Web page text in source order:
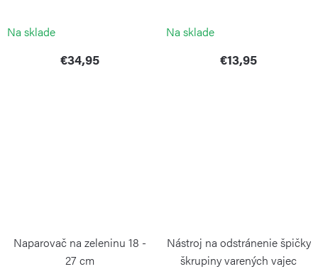
Na sklade
€34,95
Na sklade
€13,95
Naparovač na zeleninu 18 -
27 cm
Nástroj na odstránenie špičky
škrupiny varených vajec